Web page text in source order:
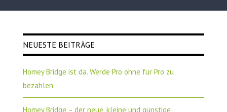
NEUESTE BEITRÄGE
Homey Bridge ist da. Werde Pro ohne für Pro zu
bezahlen
Homey Bridge – der neue, kleine und günstige